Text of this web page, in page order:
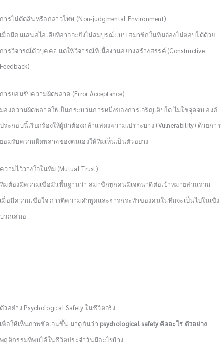
การไม่ตัดสินหรือกล่าวโทษ (Non-judgmental Environment)
เมื่อมีคนเสนอไอเดียที่อาจจะยังไม่สมบูรณ์แบบ สมาชิกในทีมต้องไม่ตอบโต้ด้วย
การวิจารณ์ตัวบุคคล แต่ให้วิจารณ์ที่เนื้องานอย่างสร้างสรรค์ (Constructive
Feedback)
การยอมรับความผิดพลาด (Error Acceptance)
มองความผิดพลาดให้เป็นกระบวนการหนึ่งของการเจริญเติบโต ไม่ใช่จุดจบ องค์
ประกอบนี้เรียกร้องให้ผู้นำต้องกล้าแสดงความเปราะบาง (Vulnerability) ด้วยการ
ยอมรับความผิดพลาดของตนเองให้ทีมเห็นเป็นตัวอย่าง
ความไว้วางใจในทีม (Mutual Trust)
ทีมต้องมีความเชื่อมั่นพื้นฐานว่า สมาชิกทุกคนมีเจตนาดีต่อเป้าหมายส่วนรวม
เมื่อมีความเชื่อใจ การตีความคำพูดและการกระทำของคนในทีมจะเป็นไปในเชิง
บวกเสมอ
ตัวอย่าง Psychological Safety ในชีวิตจริง
เพื่อให้เห็นภาพชัดเจนขึ้น มาดูกันว่า psychological safety คืออะไร ตัวอย่าง
พฤติกรรมที่พบได้ในชีวิตประจำวันมีอะไรบ้าง